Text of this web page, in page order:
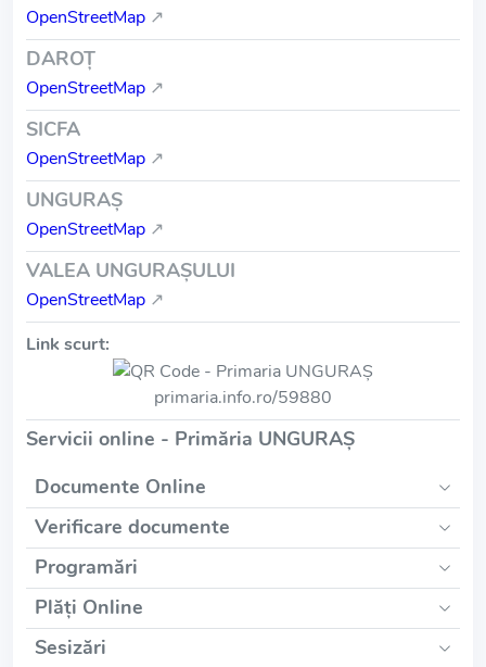
OpenStreetMap ↗
DAROŢ
OpenStreetMap ↗
SICFA
OpenStreetMap ↗
UNGURAŞ
OpenStreetMap ↗
VALEA UNGURAŞULUI
OpenStreetMap ↗
Link scurt:
primaria.info.ro/59880
Servicii online - Primăria UNGURAŞ
Documente Online
Verificare documente
Programări
Plăți Online
Sesizări